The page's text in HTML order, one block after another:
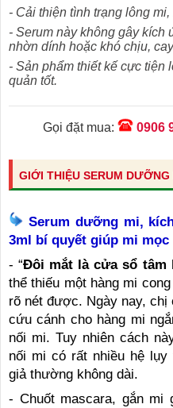
- Cải thiện tình trạng lông
- Serum này không gây kích
nhờn dính hoặc khó chịu,
- Sản phẩm thiết kế cực tiện
quản tốt.
Gọi đặt mua: 0906
GIỚI THIỆU SERUM
Serum dưỡng mi,
3ml bí quyết giúp mi
- “Đôi mắt là cửa sổ tâm
thể thiếu một hàng mi
rõ nét được. Ngày nay,
cứu cánh cho hàng mi
nối mi. Tuy nhiên cách
nối mi có rất nhiều hệ
giả thường không dài.
- Chuốt mascara, gắn mi